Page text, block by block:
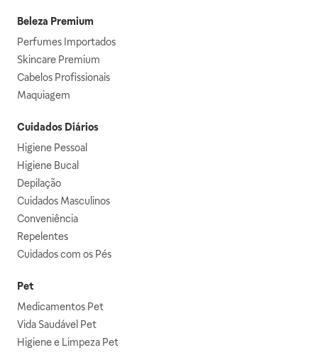
Beleza Premium
Perfumes Importados
Skincare Premium
Cabelos Profissionais
Maquiagem
Cuidados Diários
Higiene Pessoal
Higiene Bucal
Depilação
Cuidados Masculinos
Conveniência
Repelentes
Cuidados com os Pés
Pet
Medicamentos Pet
Vida Saudável Pet
Higiene e Limpeza Pet